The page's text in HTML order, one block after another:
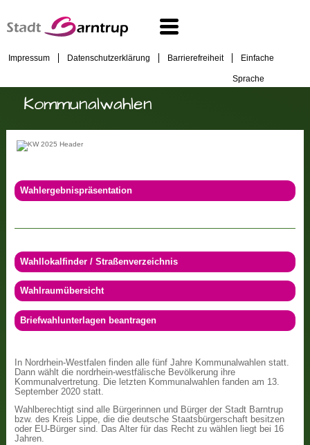
Impressum Datenschutzerklärung Barrierefreiheit Einfache
Sprache
Kommunalwahlen
Wahlergebnispräsentation
Wahllokalfinder / Straßenverzeichnis
Wahlraumübersicht
Briefwahlunterlagen beantragen
In Nordrhein-Westfalen finden alle fünf Jahre Kommunalwahlen statt.
Dann wählt die nordrhein-westfälische Bevölkerung ihre
Kommunalvertretung. Die letzten Kommunalwahlen fanden am 13.
September 2020 statt.
Wahlberechtigt sind alle Bürgerinnen und Bürger der Stadt Barntrup
bzw. des Kreis Lippe, die die deutsche Staatsbürgerschaft besitzen
oder EU-Bürger sind. Das Alter für das Recht zu wählen liegt bei 16
Jahren.